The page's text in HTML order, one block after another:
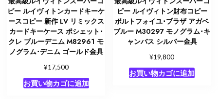
ピー ルイヴィトンカードキーケ
ースコピー 新作 LV リミックス
カードキーケース ポシェット･
クレ ブルーデニム M82961 モ
ノグラム･デニム ゴールド金具
¥17,500
お買い物カゴに追加
ピー ルイヴィトン財布コピー
ポルトフォイユ･ブラザ アガベ
ブルー M30297 モノグラム･キ
ャンバス シルバー金具
¥19,800
お買い物カゴに追加